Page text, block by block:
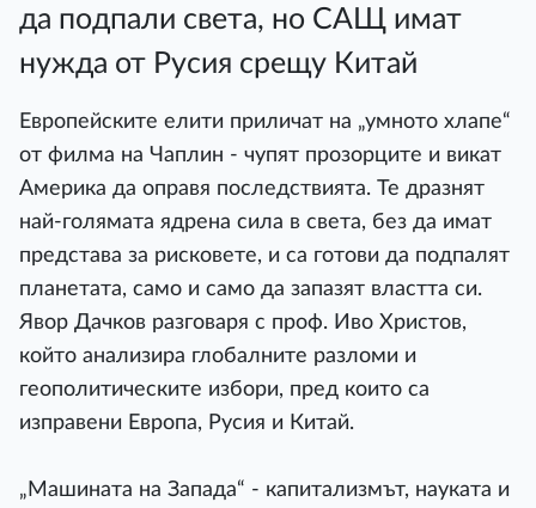
да подпали света, но САЩ имат
нужда от Русия срещу Китай
Европейските елити приличат на „умното хлапе“
от филма на Чаплин - чупят прозорците и викат
Америка да оправя последствията. Те дразнят
най-голямата ядрена сила в света, без да имат
представа за рисковете, и са готови да подпалят
планетата, само и само да запазят властта си.
Явор Дачков разговаря с проф. Иво Христов,
който анализира глобалните разломи и
геополитическите избори, пред които са
изправени Европа, Русия и Китай.
„Машината на Запада“ - капитализмът, науката и